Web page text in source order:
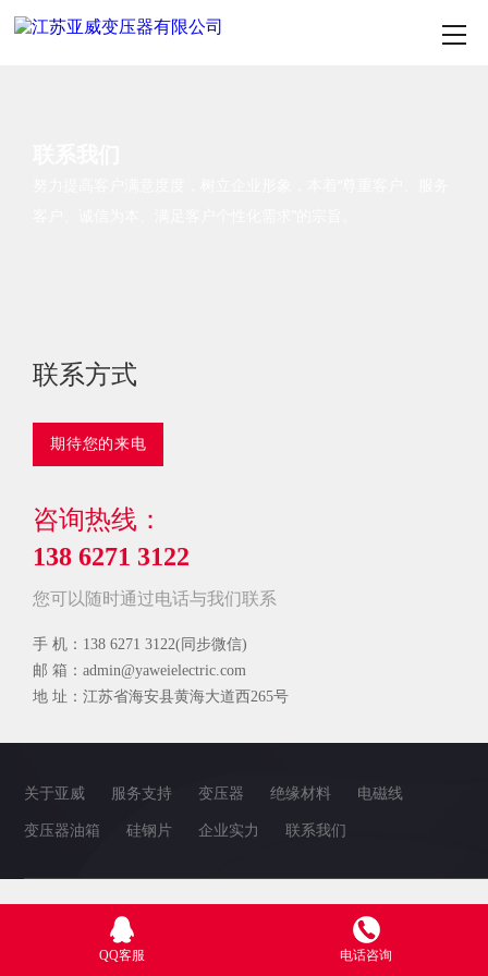
联系方式
期待您的来电
咨询热线：
138 6271 3122
您可以随时通过电话与我们联系
手 机：138 6271 3122(同步微信)
邮 箱：admin@yaweielectric.com
地 址：江苏省海安县黄海大道西265号
关于亚威 服务支持 变压器 绝缘材料 电磁线
变压器油箱 硅钢片 企业实力 联系我们
QQ客服 电话咨询